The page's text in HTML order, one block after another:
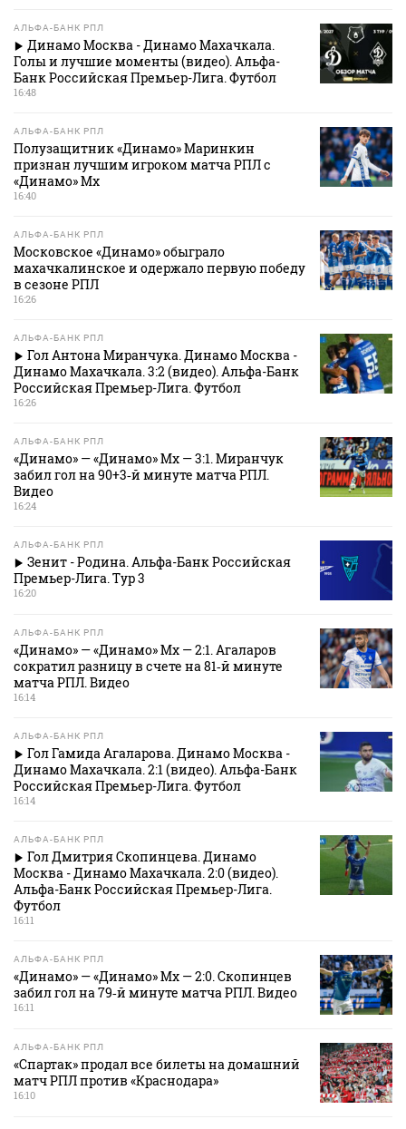
АЛЬФА-БАНК РПЛ
Динамо Москва - Динамо Махачкала.
Голы и лучшие моменты (видео). Альфа-
Банк Российская Премьер-Лига. Футбол
16:48
АЛЬФА-БАНК РПЛ
Полузащитник «Динамо» Маринкин
признан лучшим игроком матча РПЛ с
«Динамо» Мх
16:40
АЛЬФА-БАНК РПЛ
Московское «Динамо» обыграло
махачкалинское и одержало первую победу
в сезоне РПЛ
16:26
АЛЬФА-БАНК РПЛ
Гол Антона Миранчука. Динамо Москва -
Динамо Махачкала. 3:2 (видео). Альфа-Банк
Российская Премьер-Лига. Футбол
16:26
АЛЬФА-БАНК РПЛ
«Динамо» — «Динамо» Мх — 3:1. Миранчук
забил гол на 90+3‑й минуте матча РПЛ.
Видео
16:24
АЛЬФА-БАНК РПЛ
Зенит - Родина. Альфа-Банк Российская
Премьер-Лига. Тур 3
16:20
АЛЬФА-БАНК РПЛ
«Динамо» — «Динамо» Мх — 2:1. Агаларов
сократил разницу в счете на 81‑й минуте
матча РПЛ. Видео
16:14
АЛЬФА-БАНК РПЛ
Гол Гамида Агаларова. Динамо Москва -
Динамо Махачкала. 2:1 (видео). Альфа-Банк
Российская Премьер-Лига. Футбол
16:14
АЛЬФА-БАНК РПЛ
Гол Дмитрия Скопинцева. Динамо
Москва - Динамо Махачкала. 2:0 (видео).
Альфа-Банк Российская Премьер-Лига.
Футбол
16:11
АЛЬФА-БАНК РПЛ
«Динамо» — «Динамо» Мх — 2:0. Скопинцев
забил гол на 79‑й минуте матча РПЛ. Видео
16:11
АЛЬФА-БАНК РПЛ
«Спартак» продал все билеты на домашний
матч РПЛ против «Краснодара»
16:10